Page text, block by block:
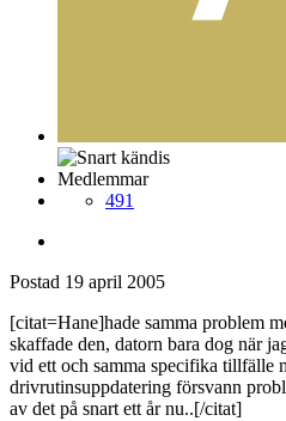
Medlemmar
491
Postad 19 april 2005
[citat=Hane]hade samma problem
skaffade den, datorn bara dog när
vid ett och samma specifika tillfälle
drivrutinsuppdatering försvann
av det på snart ett år nu..[/citat]